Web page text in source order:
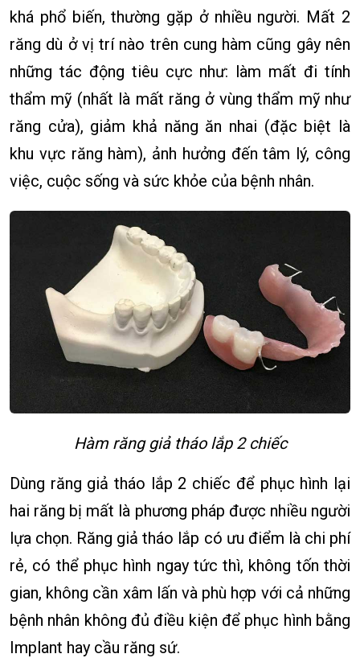
khá phổ biến, thường gặp ở nhiều người. Mất 2
răng dù ở vị trí nào trên cung hàm cũng gây nên
những tác động tiêu cực như: làm mất đi tính
thẩm mỹ (nhất là mất răng ở vùng thẩm mỹ như
răng cửa), giảm khả năng ăn nhai (đặc biệt là
khu vực răng hàm), ảnh hưởng đến tâm lý, công
việc, cuộc sống và sức khỏe của bệnh nhân.
Hàm răng giả tháo lắp 2 chiếc
Dùng răng giả tháo lắp 2 chiếc để phục hình lại
hai răng bị mất là phương pháp được nhiều người
lựa chọn. Răng giả tháo lắp có ưu điểm là chi phí
rẻ, có thể phục hình ngay tức thì, không tốn thời
gian, không cần xâm lấn và phù hợp với cả những
bệnh nhân không đủ điều kiện để phục hình bằng
Implant hay cầu răng sứ.